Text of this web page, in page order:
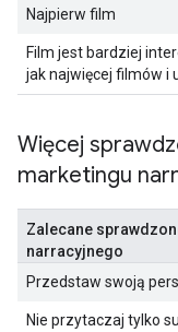
Najpierw film
Film jest bardziej
jak najwięcej filmów i
Więcej
marketingu
Zalecane
narracyjnego
Przedstaw swoją
Nie przytaczaj tylko